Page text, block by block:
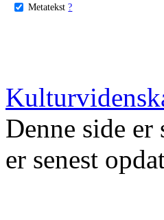
Metatekst ?
Denne side er
er senest